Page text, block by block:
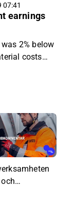
07:41
earnings
2% below
costs